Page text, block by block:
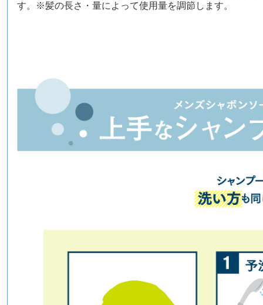
す。※髪の長さ・量によって使用量を調節します。